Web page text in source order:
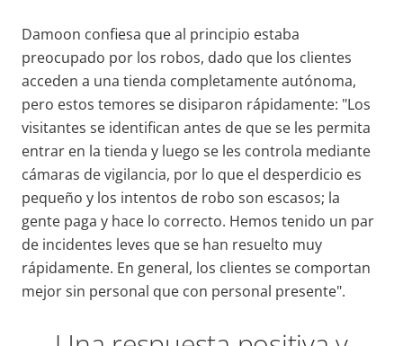
Damoon confiesa que al principio estaba
preocupado por los robos, dado que los clientes
acceden a una tienda completamente autónoma,
pero estos temores se disiparon rápidamente: "Los
visitantes se identifican antes de que se les permita
entrar en la tienda y luego se les controla mediante
cámaras de vigilancia, por lo que el desperdicio es
pequeño y los intentos de robo son escasos; la
gente paga y hace lo correcto. Hemos tenido un par
de incidentes leves que se han resuelto muy
rápidamente. En general, los clientes se comportan
mejor sin personal que con personal presente".